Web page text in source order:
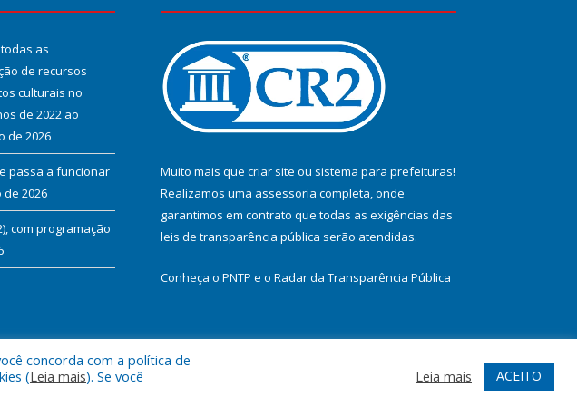
as
de recursos
culturais no
de 2022 ao
de 2026
passa a funcionar
de 2026
com programação
Muito mais que criar site ou sistema para prefeituras!
Realizamos uma assessoria completa, onde
garantimos em contrato que todas as exigências das
leis de transparência pública serão atendidas.
Conheça o PNTP e o Radar da Transparência Pública
Mapa do Site Acessar Webmail
concorda com a política de
(Leia mais). Se você
Leia mais ACEITO